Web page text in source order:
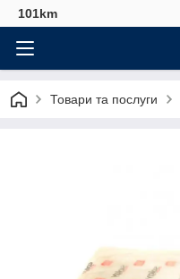
101km
Товари та послуги